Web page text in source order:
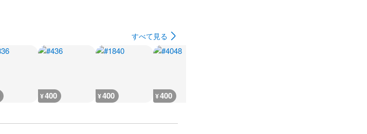
すべて見る
¥400 ¥400 ¥400